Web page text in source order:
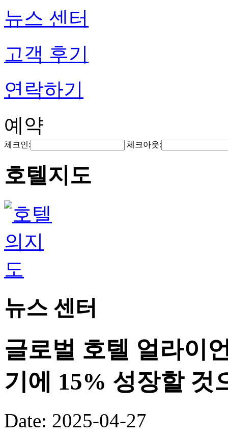
뉴스 센터
고객 후기
연락하기
예약
체크인: 체크아웃:
호텔지도
뉴스 센터
글로벌 호텔 얼라이
기에 15% 성장할 것
Date: 2025-04-27